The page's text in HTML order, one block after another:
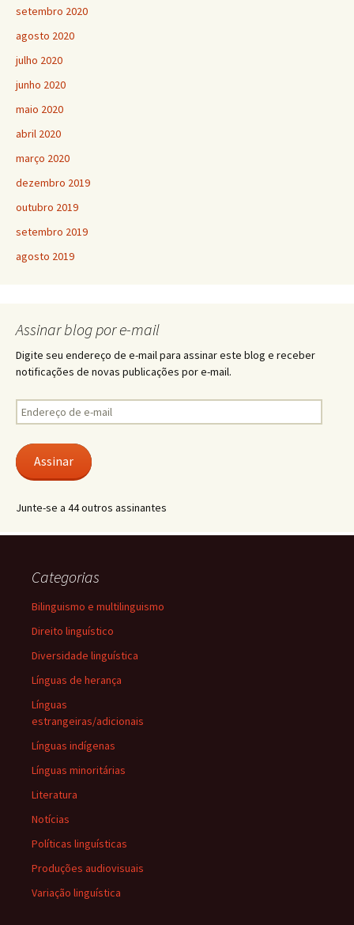
setembro 2020
agosto 2020
julho 2020
junho 2020
maio 2020
abril 2020
março 2020
dezembro 2019
outubro 2019
setembro 2019
agosto 2019
Assinar blog por e-mail
Digite seu endereço de e-mail para assinar este blog e receber
notificações de novas publicações por e-mail.
Endereço
de
mail Assinar
Junte-se a 44 outros assinantes
Categorias
Bilinguismo e multilinguismo
Direito linguístico
Diversidade linguística
Línguas de herança
Línguas
estrangeiras/adicionais
Línguas indígenas
Línguas minoritárias
Literatura
Notícias
Políticas linguísticas
Produções audiovisuais
Variação linguística